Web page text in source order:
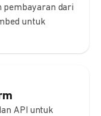
pembayaran dari
untuk
API untuk